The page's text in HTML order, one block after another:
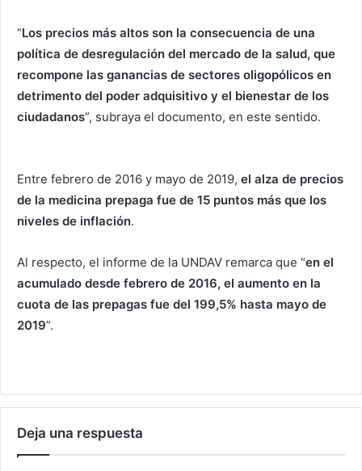
“Los precios más altos son la consecuencia de una
política de desregulación del mercado de la salud, que
recompone las ganancias de sectores oligopólicos en
detrimento del poder adquisitivo y el bienestar de los
ciudadanos”, subraya el documento, en este sentido.
Entre febrero de 2016 y mayo de 2019, el alza de precios
de la medicina prepaga fue de 15 puntos más que los
niveles de inflación.
Al respecto, el informe de la UNDAV remarca que “en el
acumulado desde febrero de 2016, el aumento en la
cuota de las prepagas fue del 199,5% hasta mayo de
2019”.
Deja una respuesta